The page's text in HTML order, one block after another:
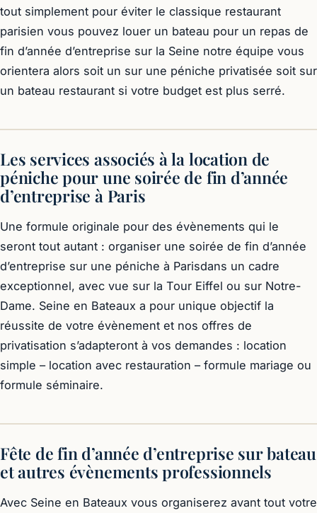
tout simplement pour éviter le classique restaurant
parisien vous pouvez louer un bateau pour un repas de
fin d’année d’entreprise sur la Seine notre équipe vous
orientera alors soit un sur une péniche privatisée soit sur
un bateau restaurant si votre budget est plus serré.
Les services associés à la location de
péniche pour une soirée de fin d’année
d’entreprise à Paris
Une formule originale pour des évènements qui le
seront tout autant : organiser une soirée de fin d’année
d’entreprise sur une péniche à Parisdans un cadre
exceptionnel, avec vue sur la Tour Eiffel ou sur Notre-
Dame. Seine en Bateaux a pour unique objectif la
réussite de votre évènement et nos offres de
privatisation s’adapteront à vos demandes : location
simple – location avec restauration – formule mariage ou
formule séminaire.
Fête de fin d’année d’entreprise sur bateau
et autres évènements professionnels
Avec Seine en Bateaux vous organiserez avant tout votre